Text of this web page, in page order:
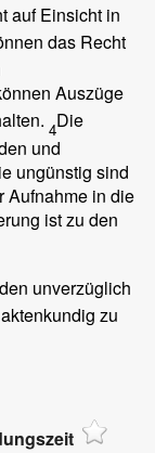
auf Einsicht in
das Recht
Auszüge
4Die
und
ungünstig sind
Aufnahme in die
ist zu den
unverzüglich
zu